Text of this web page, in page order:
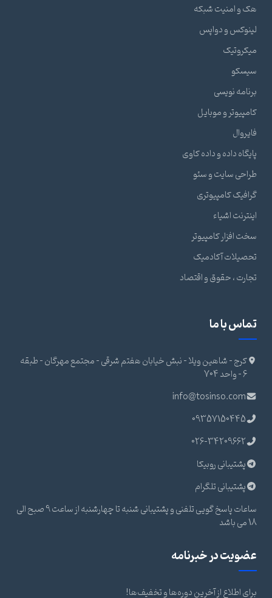
هک و امنیت شبکه
لینوکس و دواپس
میکروتیک
سیسکو
برنامه نویسی
کامپیوتر و موبایل
فایروال
پایگاه داده و داده کاوی
طراحی سایت و سئو
گرافیک کامپیوتری
اینترنت اشیاء
سخت افزار کامپیوتر
تحصیلات آکادمیک
تجارت ، حقوق و اقتصاد
تماس با ما
کرج - شاهین ویلا - نبش خیابان هفتم شرقی - مجتمع مهرگان - طبقه
6 - واحد 704
info@tosinso.com
09357150445
026-34209662
پشتیبانی روبیکا
پشتیبانی تلگرام
ساعات پاسخ گویی تلفنی و پشتیبانی شنبه تا چهارشنبه از ساعت 9 صبح الی
18 می باشد
عضویت در خبرنامه
برای اطلاع از آخرین دوره‌ها و تخفیف‌ها!